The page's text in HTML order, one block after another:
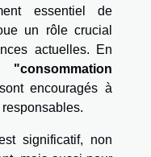
essentiel de
un rôle crucial
actuelles. En
"consommation
encouragés à
significatif, non